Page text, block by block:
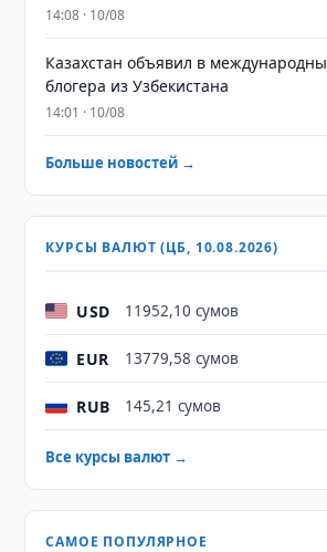
14:08 · 10/08
Казахстан объявил в
блогера из Узбекистана
14:01 · 10/08
Больше новостей →
КУРСЫ ВАЛЮТ (ЦБ, 10.08.2026)
USD 11952,10 сумов
EUR 13779,58 сумов
RUB 145,21 сумов
Все курсы валют →
САМОЕ ПОПУЛЯРНОЕ